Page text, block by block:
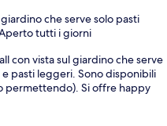
che serve solo pasti
tutti i giorni
con vista sul giardino che serve
e pasti leggeri. Sono disponibili
permettendo). Si offre happy